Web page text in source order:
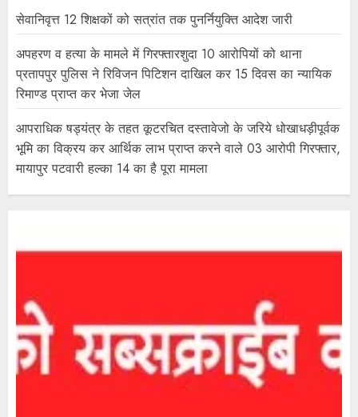
सेवानिवृत्त 12 शिक्षकों को सत्रांत तक पुनर्नियुक्ति आदेश जारी
अपहरण व हत्या के मामले में गिरफ्तारशुदा 10 आरोपियों को थाना
प्रतापपुर पुलिस ने रिविजन पिटिशन दाखिल कर 15 दिवस का न्यायिक
रिमाण्ड प्राप्त कर भेजा जेल
आपराधिक षड्यंत्र के तहत कूटरचित दस्तावेजो के जरिये धोखाधड़ीपूर्वक
भूमि का विक्रय कर आर्थिक लाभ प्राप्त करने वाले 03 आरोपी गिरफ्तार,
मायापुर पटवारी हल्का 14 का है पूरा मामला